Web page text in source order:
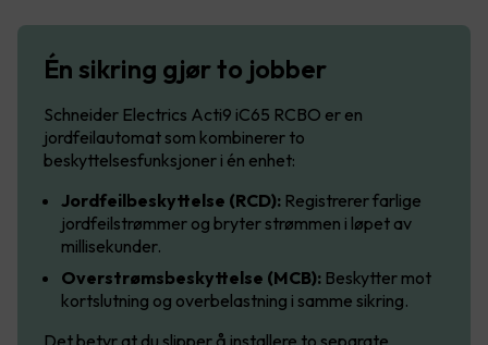
Én sikring gjør to jobber
Schneider Electrics Acti9 iC65 RCBO er en
jordfeilautomat som kombinerer to
beskyttelsesfunksjoner i én enhet:
Jordfeilbeskyttelse (RCD): Registrerer farlige
jordfeilstrømmer og bryter strømmen i løpet av
millisekunder.
Overstrømsbeskyttelse (MCB): Beskytter mot
kortslutning og overbelastning i samme sikring.
Det betyr at du slipper å installere to separate